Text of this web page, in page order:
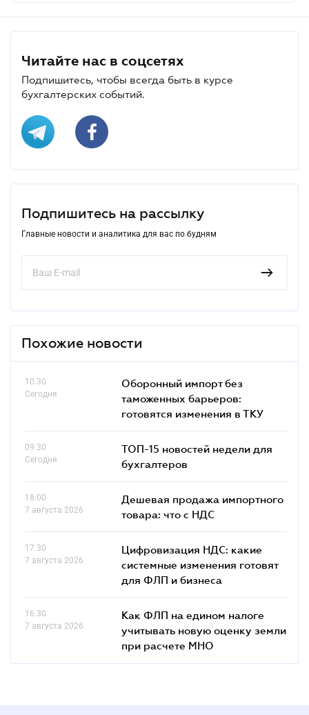
Читайте нас в соцсетях
Подпишитесь, чтобы всегда быть в курсе
бухгалтерских событий.
Подпишитесь на рассылку
Главные новости и аналитика для вас по будням
Похожие новости
10.30
Сегодня
Оборонный импорт без
таможенных барьеров:
готовятся изменения в ТКУ
09.30
Сегодня
ТОП-15 новостей недели для
бухгалтеров
18.00
7 августа 2026
Дешевая продажа импортного
товара: что c НДС
17.30
7 августа 2026
Цифровизация НДС: какие
системные изменения готовят
для ФЛП и бизнеса
16.30
7 августа 2026
Как ФЛП на едином налоге
учитывать новую оценку земли
при расчете МНО